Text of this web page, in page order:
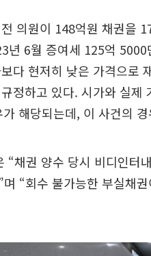
의원이 148억원 채권을
년 6월 증여세 125억
다 현저히 낮은 가격으로
정하고 있다. 시가와 실제
해당되는데, 이 사건의
“채권 양수 당시 비디인터
“회수 불가능한 부실채